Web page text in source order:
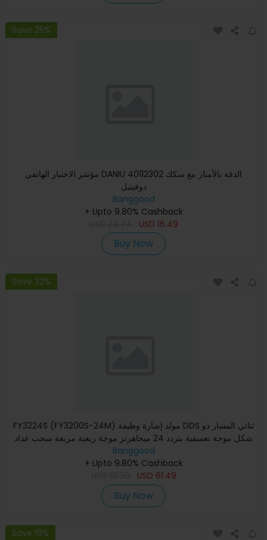
Save 25%
مؤشر الاختبار الهاتفي DANIU 40112302 الدقة بالأمتار مع سكك
دوفيتيل
Banggood
+ Upto 9.80% Cashback
USD 16.49
Buy Now
Save 32%
FY3224S (FY3200S-24M) مولد إشارة وظيفة DDS ثنائي المسار ذو
شكل موجة تعسفية بتردد 24 ميجاهرتز موجة ربعية مربعة سحب عداد
Banggood
+ Upto 9.80% Cashback
USD 61.49
Buy Now
Save 19%